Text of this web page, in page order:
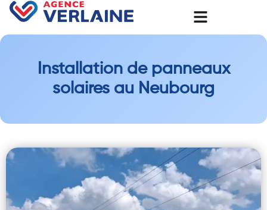
Installation de panneaux
solaires au Neubourg